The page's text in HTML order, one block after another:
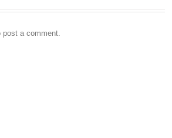
post a comment.